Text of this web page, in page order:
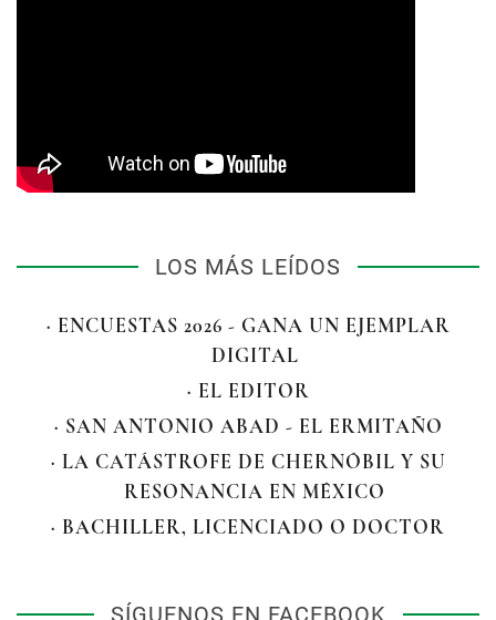
LOS MÁS LEÍDOS
· ENCUESTAS 2026 - GANA UN EJEMPLAR
DIGITAL
· EL EDITOR
· SAN ANTONIO ABAD - EL ERMITAÑO
· LA CATÁSTROFE DE CHERNÓBIL Y SU
RESONANCIA EN MÉXICO
· BACHILLER, LICENCIADO O DOCTOR
SÍGUENOS EN FACEBOOK